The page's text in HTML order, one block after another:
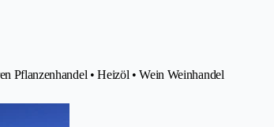
Pflanzenhandel • Heizöl • Wein Weinhandel